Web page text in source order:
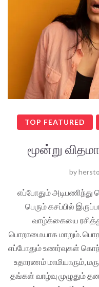
TOP FEATURED
மூன்று
by
எப்போதும்
பெரும் கசப்பில்
வாழ்க்கையை
பொறாமையாக மாறும்.
எப்போதும் உணர்வுகள்
உதாரணம் மாமியாரும்,
தங்கள் வாழ்வு முழுதும்